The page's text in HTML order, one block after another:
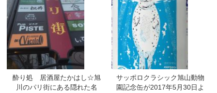
酔り処 居酒屋たかはし☆旭
川のパリ街にある隠れた名
サッポロクラシック旭山動物
園記念缶が2017年5月30日よ